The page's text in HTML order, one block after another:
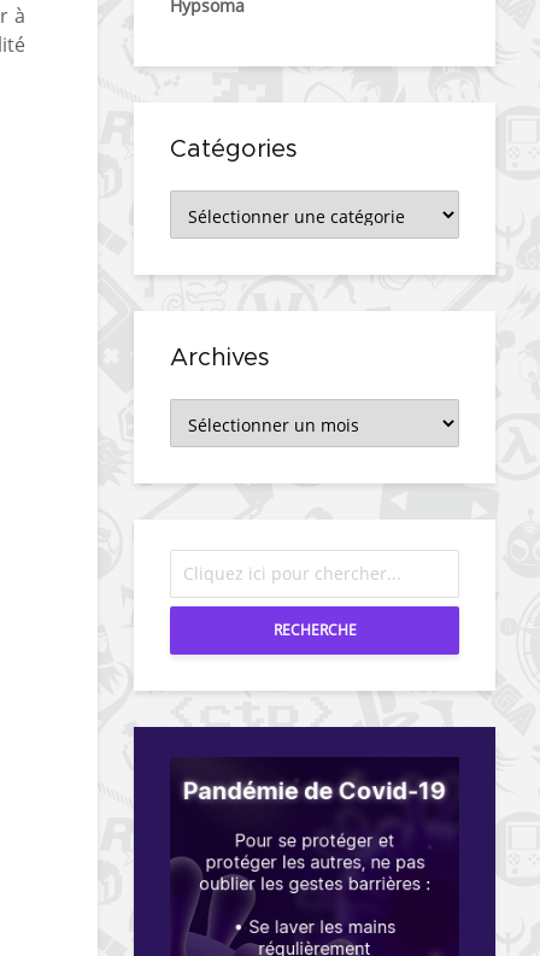
à
Hypsoma
Catégories
Archives
RECHERCHE